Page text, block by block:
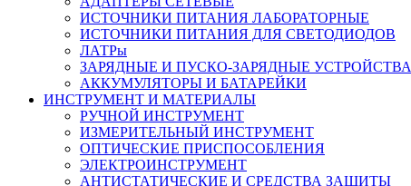
ИСТОЧНИКИ ПИТАНИЯ ЛАБОРАТОРНЫЕ
ИСТОЧНИКИ ПИТАНИЯ ДЛЯ СВЕТОДИОДОВ
ЛАТРы
ЗАРЯДНЫЕ И ПУСКО-ЗАРЯДНЫЕ УСТРОЙСТВА
АККУМУЛЯТОРЫ И БАТАРЕЙКИ
ИНСТРУМЕНТ И МАТЕРИАЛЫ
РУЧНОЙ ИНСТРУМЕНТ
ИЗМЕРИТЕЛЬНЫЙ ИНСТРУМЕНТ
ОПТИЧЕСКИЕ ПРИСПОСОБЛЕНИЯ
ЭЛЕКТРОИНСТРУМЕНТ
АНТИСТАТИЧЕСКИЕ И СРЕДСТВА ЗАЩИТЫ